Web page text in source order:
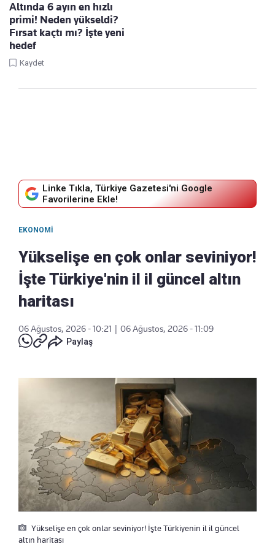
Altında 6 ayın en hızlı
primi! Neden yükseldi?
Fırsat kaçtı mı? İşte yeni
hedef
Kaydet
Linke Tıkla, Türkiye Gazetesi'ni Google
Favorilerine Ekle!
EKONOMI
Yükselişe en çok onlar seviniyor!
İşte Türkiye'nin il il güncel altın
haritası
06 Ağustos, 2026 - 10:21
06 Ağustos, 2026 - 11:09
Paylaş
Yükselişe en çok onlar seviniyor! İşte Türkiyenin il il güncel
altın haritası